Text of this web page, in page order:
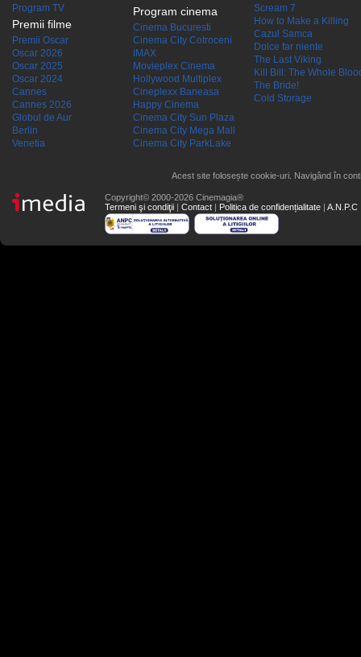
Program TV
Premii filme
Premii Oscar
Oscar 2026
Oscar 2025
Oscar 2024
Cannes
Cannes 2026
Globul de Aur
Berlin
Venetia
Program cinema
Cinema Bucuresti
Cinema City Cotroceni
IMAX
Movieplex Cinema
Hollywood Multiplex
Cineplexx Baneasa
Happy Cinema
Cinema City Sun Plaza
Cinema City Mega Mall
Cinema City ParkLake
Scream 7
How to Make a Killing
Cazul Samca
Dolce far niente
The Last Viking
Kill Bill: The Whole
The Bride!
Cold Storage
Acest site folosește cookie-uri. Navigând în
Copyright© 2000-2026 Cinemagia®
Termeni şi condiţii | Contact | Politica de confidențialitate | A.N.P.C